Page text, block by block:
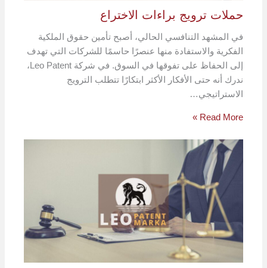
حملات ترويج براءات الاختراع
في المشهد التنافسي الحالي، أصبح تأمين حقوق الملكية
الفكرية والاستفادة منها عنصرًا حاسمًا للشركات التي تهدف
إلى الحفاظ على تفوقها في السوق. في شركة Leo Patent،
ندرك أنه حتى الأفكار الأكثر ابتكارًا تتطلب الترويج
الاستراتيجي…
Read More »